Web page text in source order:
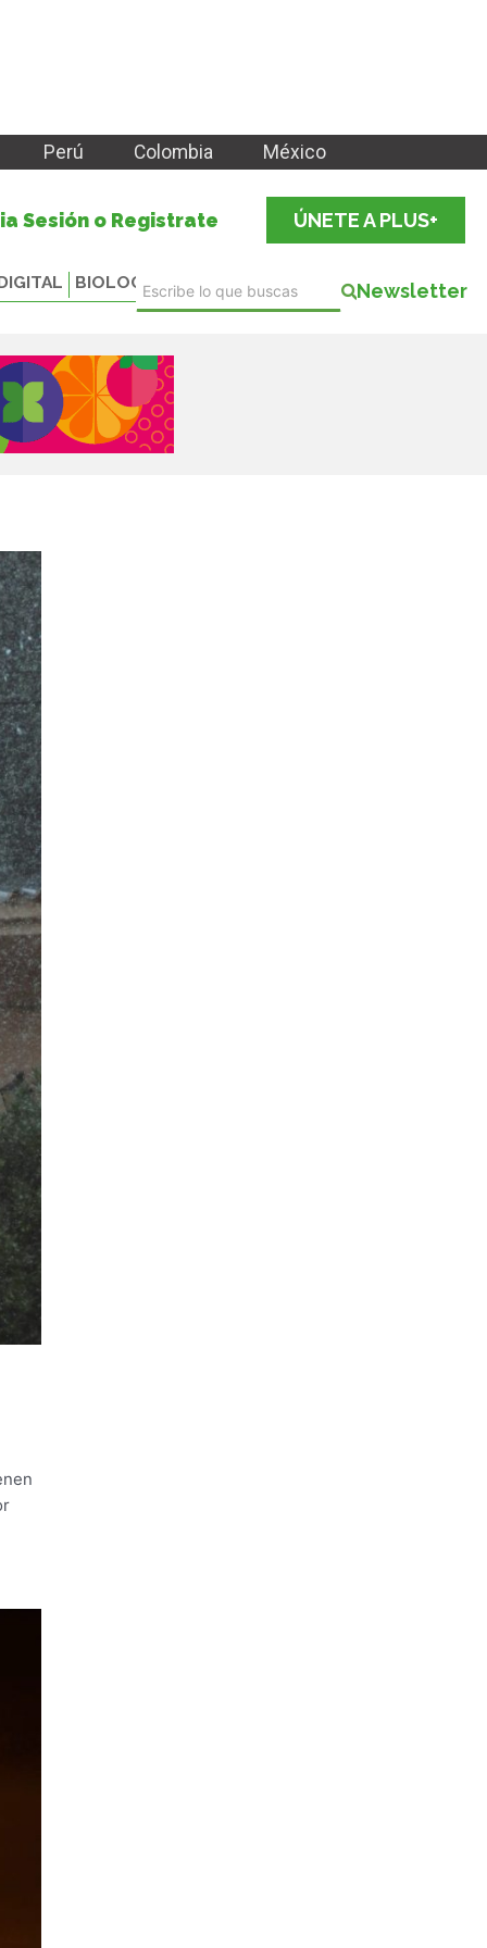
Perú Colombia México
Sesión o Registrate ÚNETE A PLUS+
BIOLOGICALS Newsletter